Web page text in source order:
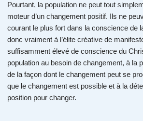
Pourtant, la population ne peut tout
moteur d’un changement positif. Ils ne
courant le plus fort dans la conscience de
donc vraiment à l’élite créative de
suffisamment élevé de conscience du
population au besoin de changement, à la
de la façon dont le changement peut se
que le changement est possible et à la
position pour changer.